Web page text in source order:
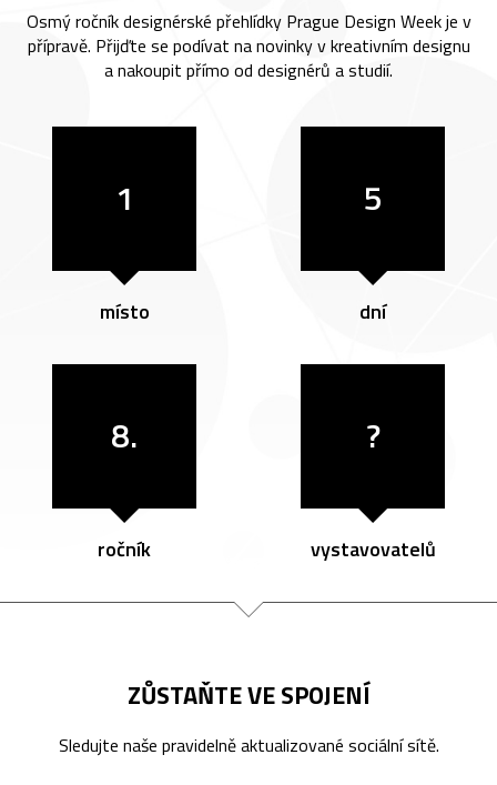
Osmý ročník designérské přehlídky Prague Design Week je v
přípravě. Přijďte se podívat na novinky v kreativním designu
a nakoupit přímo od designérů a studií.
1
místo
5
dní
8.
ročník
?
vystavovatelů
ZŮSTAŇTE VE SPOJENÍ
Sledujte naše pravidelně aktualizované sociální sítě.